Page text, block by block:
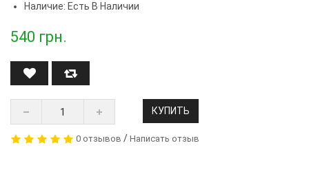
Наличие: Есть В Наличии
540 грн.
КУПИТЬ
0 отзывов / Написать отзыв